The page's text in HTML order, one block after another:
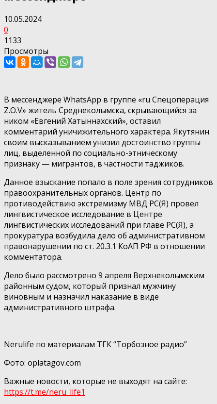
10.05.2024
0
1133
Просмотры
В мессенджере WhatsApp в группе «ru Спецоперация
Z.O.V» житель Среднеколымска, скрывающийся за
ником «Евгений Хатыннахский», оставил
комментарий уничижительного характера. Якутянин
своим высказыванием унизил достоинство группы
лиц, выделенной по социально-этническому
признаку — мигрантов, в частности таджиков.
Данное взыскание попало в поле зрения сотрудников
правоохранительных органов. Центр по
противодействию экстремизму МВД РС(Я) провел
лингвистическое исследование в Центре
лингвистических исследований при главе РС(Я), а
прокуратура возбудила дело об административном
правонарушении по ст. 20.3.1 КоАП РФ в отношении
комментатора.
Дело было рассмотрено 9 апреля Верхнеколымским
районным судом, который признал мужчину
виновным и назначил наказание в виде
административного штрафа.
Nerulife по материалам ТГК “Торбозное радио”
Фото: oplatagov.com
Важные новости, которые не выходят на сайте:
https://t.me/neru_life1